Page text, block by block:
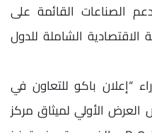
الصناعات القائمة على
الاقتصادية الشاملة للدول
“إعلان باكو للتعاون في
الأولي لميثاق مركز